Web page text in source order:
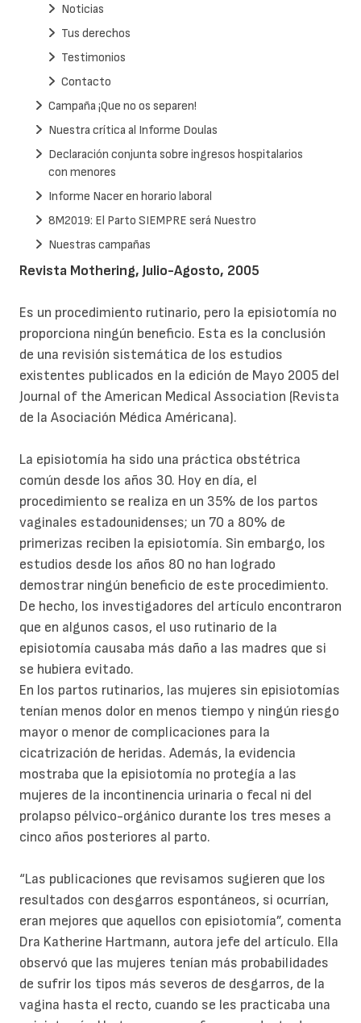
Revista Mothering, Julio-Agosto, 2005
Es un procedimiento rutinario, pero la episiotomía no
proporciona ningún beneficio. Esta es la conclusión
de una revisión sistemática de los estudios
existentes publicados en la edición de Mayo 2005 del
Journal of the American Medical Association (Revista
de la Asociación Médica Américana).
La episiotomía ha sido una práctica obstétrica
común desde los años 30. Hoy en día, el
procedimiento se realiza en un 35% de los partos
vaginales estadounidenses; un 70 a 80% de
primerizas reciben la episiotomía. Sin embargo, los
estudios desde los años 80 no han logrado
demostrar ningún beneficio de este procedimiento.
De hecho, los investigadores del artículo encontraron
que en algunos casos, el uso rutinario de la
episiotomía causaba más daño a las madres que si
se hubiera evitado.
En los partos rutinarios, las mujeres sin episiotomías
tenían menos dolor en menos tiempo y ningún riesgo
mayor o menor de complicaciones para la
cicatrización de heridas. Además, la evidencia
mostraba que la episiotomía no protegía a las
mujeres de la incontinencia urinaria o fecal ni del
prolapso pélvico-orgánico durante los tres meses a
cinco años posteriores al parto.
“Las publicaciones que revisamos sugieren que los
resultados con desgarros espontáneos, si ocurrían,
eran mejores que aquellos con episiotomía”, comenta
Dra Katherine Hartmann, autora jefe del artículo. Ella
observó que las mujeres tenían más probabilidades
de sufrir los tipos más severos de desgarros, de la
vagina hasta el recto, cuando se les practicaba una
Noticias
Tus derechos
Testimonios
Contacto
Campaña ¡Que no os separen!
Nuestra crítica al Informe Doulas
Declaración conjunta sobre ingresos hospitalarios
con menores
Informe Nacer en horario laboral
8M2019: El Parto SIEMPRE será Nuestro
Nuestras campañas